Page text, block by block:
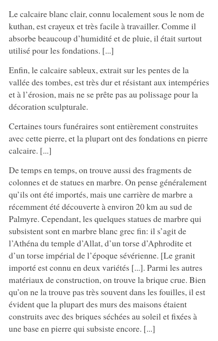
Le calcaire blanc clair, connu localement sous le nom de
kuthan, est crayeux et très facile à travailler. Comme il
absorbe beaucoup d’humidité et de pluie, il était surtout
utilisé pour les fondations. [...]
Enfin, le calcaire sableux, extrait sur les pentes de la
vallée des tombes, est très dur et résistant aux intempéries
et à l’érosion, mais ne se prête pas au polissage pour la
décoration sculpturale.
Certaines tours funéraires sont entièrement construites
avec cette pierre, et la plupart ont des fondations en pierre
calcaire. [...]
De temps en temps, on trouve aussi des fragments de
colonnes et de statues en marbre. On pense généralement
qu’ils ont été importés, mais une carrière de marbre a
récemment été découverte à environ 20 km au sud de
Palmyre. Cependant, les quelques statues de marbre qui
subsistent sont en marbre blanc grec fin: il s’agit de
l’Athéna du temple d’Allat, d’un torse d’Aphrodite et
d’un torse impérial de l’époque sévérienne. [Le granit
importé est connu en deux variétés [...]. Parmi les autres
matériaux de construction, on trouve la brique crue. Bien
qu’on ne la trouve pas très souvent dans les fouilles, il est
évident que la plupart des murs des maisons étaient
construits avec des briques séchées au soleil et fixées à
une base en pierre qui subsiste encore. [...]